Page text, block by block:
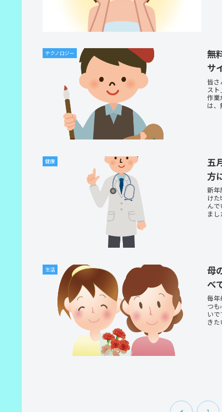
テクノロジー
無
サ
皆さ
ス
作業
は
健康
五
方
新年
け
ん
ま
生活
母
べ
毎年
つ
い
き